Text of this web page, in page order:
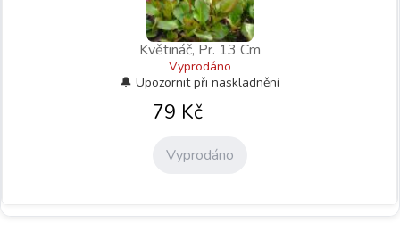
Květináč, Pr. 13 Cm
Vyprodáno
79 Kč
Vyprodáno